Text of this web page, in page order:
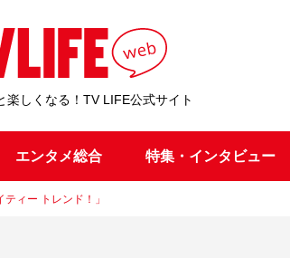
楽しくなる！TV LIFE公式サイト
エンタメ総合 特集・インタビュー
ィー トレンド！」